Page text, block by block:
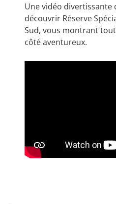
Une vidéo divertissante
découvrir Réserve
Sud, vous montrant
côté aventureux.